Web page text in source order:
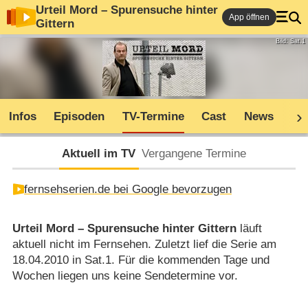
Urteil Mord – Spurensuche hinter
Gittern
App öffnen
Bild: Sat.1
Infos Episoden TV-Termine Cast News
Aktuell im TV Vergangene Termine
fernsehserien.de bei Google bevorzugen
Urteil Mord – Spurensuche hinter Gitternläuft
aktuell nicht im Fernsehen. Zuletzt lief die Serie am
18.04.2010 in Sat.1. Für die kommenden Tage und
Wochen liegen uns keine Sendetermine vor.